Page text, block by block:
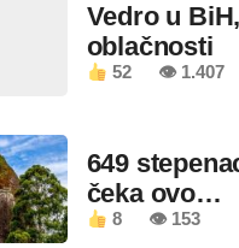
Vedro u
oblačnosti
52 👁 1.407
649
čeka ovo…
8 👁 153